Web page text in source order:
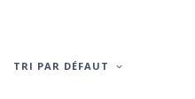
TRI PAR DÉFAUT